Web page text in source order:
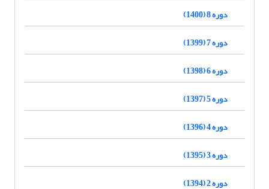
دوره 8 (1400)
دوره 7 (1399)
دوره 6 (1398)
دوره 5 (1397)
دوره 4 (1396)
دوره 3 (1395)
دوره 2 (1394)